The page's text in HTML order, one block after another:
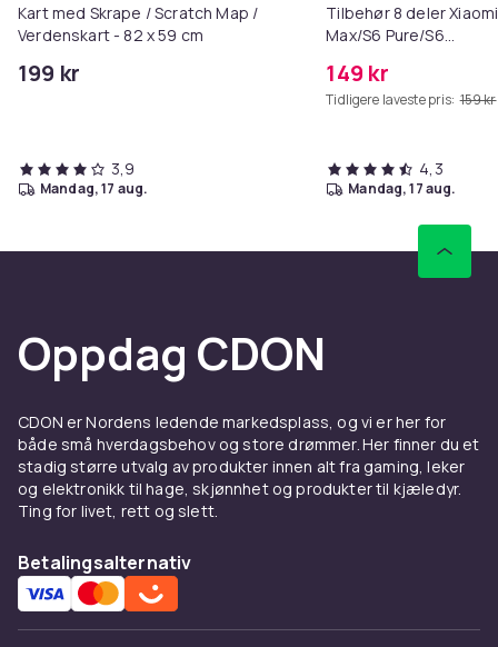
Kart med Skrape / Scratch Map /
Verdenskart - 82 x 59 cm
199 kr
3,9
mandag, 17 aug.
Tilbehør 8 deler
Max/S6 Pure/S6
149 kr
Tidligere laveste pris: 159 kr
4,3
mandag, 17 aug.
Oppdag CDON
CDON er Nordens ledende markedsplass, og vi er her for
både små hverdagsbehov og store drømmer. Her finner du et
stadig større utvalg av produkter innen alt fra gaming, leker
og elektronikk til hage, skjønnhet og produkter til kjæledyr.
Ting for livet, rett og slett.
Betalingsalternativ